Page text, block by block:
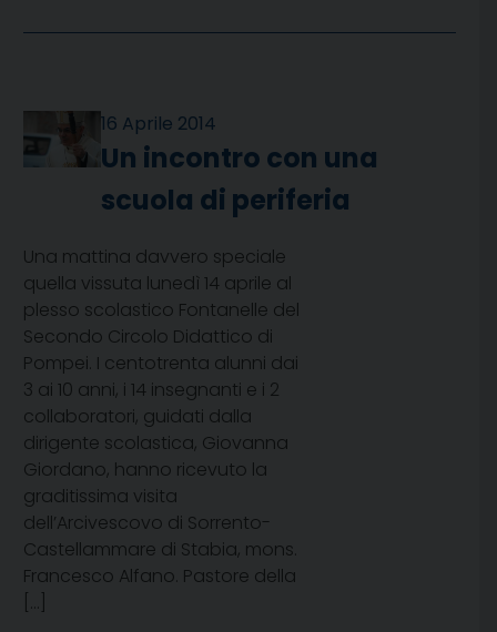
16 Aprile 2014
Un incontro con una
scuola di periferia
Una mattina davvero speciale
quella vissuta lunedì 14 aprile al
plesso scolastico Fontanelle del
Secondo Circolo Didattico di
Pompei. I centotrenta alunni dai
3 ai 10 anni, i 14 insegnanti e i 2
collaboratori, guidati dalla
dirigente scolastica, Giovanna
Giordano, hanno ricevuto la
graditissima visita
dell’Arcivescovo di Sorrento-
Castellammare di Stabia, mons.
Francesco Alfano. Pastore della
[…]